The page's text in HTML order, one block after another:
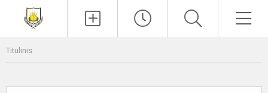
Titulinis